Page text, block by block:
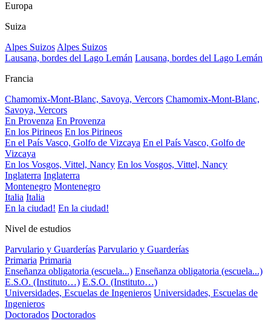
Europa
Suiza
Alpes SuizosAlpes Suizos
Lausana, bordes del Lago Lemán Lausana, bordes del Lago Lemán
Francia
Chamomix-Mont-Blanc, Savoya, Vercors Chamomix-Mont-Blanc,
Savoya, Vercors
En Provenza En Provenza
En los Pirineos En los Pirineos
En el País Vasco, Golfo de Vizcaya En el País Vasco, Golfo de
Vizcaya
En los Vosgos, Vittel, Nancy En los Vosgos, Vittel, Nancy
Inglaterra Inglaterra
Montenegro Montenegro
Italia Italia
En la ciudad! En la ciudad!
Nivel de estudios
Parvulario y Guarderías Parvulario y Guarderías
Primaria Primaria
Enseñanza obligatoria (escuela...) Enseñanza obligatoria (escuela...)
E.S.O. (Instituto…) E.S.O. (Instituto…)
Universidades, Escuelas de Ingenieros Universidades, Escuelas de
Ingenieros
Doctorados Doctorados